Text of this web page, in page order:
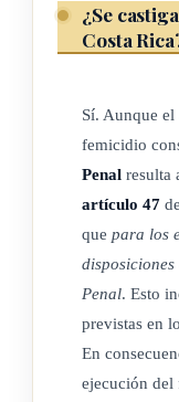
de mayo de
Delitos de acción
Todos los delitos
pública.
ARTÍCULO 5
¿Se
Costa
Sí. Aunque el
femicidio
Penal resulta
artículo 47
que para los
Penal. Esto
previstas en
En
ejecución del